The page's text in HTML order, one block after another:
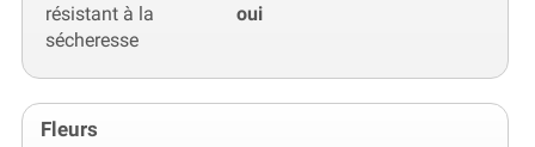
résistant à la
sécheresse
oui
Fleurs